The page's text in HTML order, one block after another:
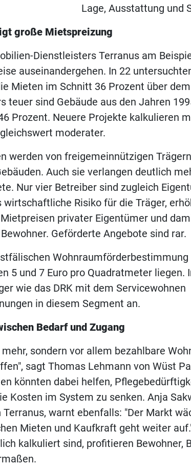
Lage, Ausstattung und
große Mietspreizung
Dienstleisters Terranus am
auseinandergehen. In 22
Mieten im Schnitt 36 Prozent über
teuer sind Gebäude aus den Jahren
Prozent. Neuere Projekte kalkulieren
moderater.
werden von freigemeinnützigen
Auch sie verlangen deutlich
Nur vier Betreiber sind zugleich
Risiko für die Träger,
privater Eigentümer und
Geförderte Angebote sind rar.
Wohnraumförderbestimmung
5 und 7 Euro pro Quadratmeter liegen.
wie das DRK mit dem Servicewohnen
in diesem Segment an.
Bedarf und Zugang
sondern vor allem bezahlbare
sagt Thomas Lehmann von Wüst
könnten dabei helfen,
Kosten im System zu senken. Anja
warnt ebenfalls: "Der Markt
Mieten und Kaufkraft geht weiter
kalkuliert sind, profitieren Bewohner,